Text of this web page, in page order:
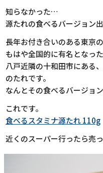
知らなかった…
源たれの食べるバージョン
長年お付き合いのある東京
もはや全国的に有名となった
八戸近隣の十和田市にある
のたれです。
なんとその食べるバージョ
これです。
食べるスタミナ源たれ 110g
近くのスーパー行ったら売